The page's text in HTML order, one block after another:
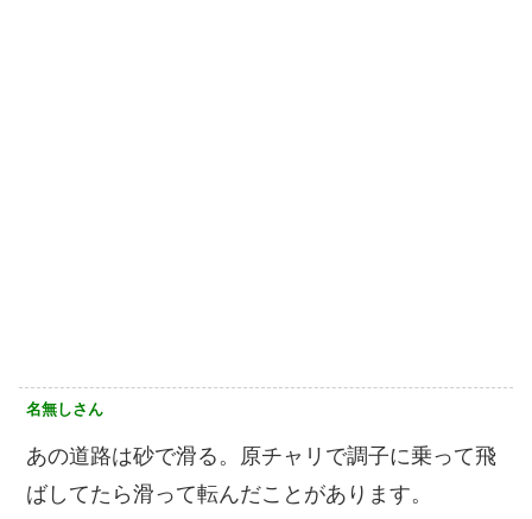
名無しさん
あの道路は砂で滑る。原チャリで調子に乗って飛
ばしてたら滑って転んだことがあります。